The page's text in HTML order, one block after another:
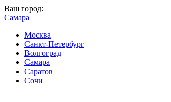
Ваш город:
Самара
Москва
Санкт-Петербург
Волгоград
Самара
Саратов
Сочи